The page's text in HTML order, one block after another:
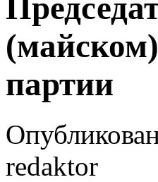
партии
redaktor